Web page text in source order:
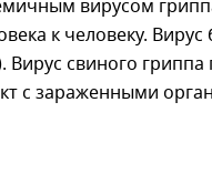
вирусом
к человеку.
свиного гриппа
с зараженными